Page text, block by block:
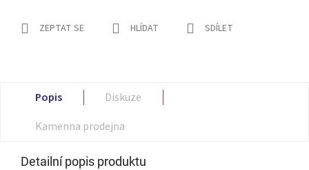
ZEPTAT SE HLÍDAT SDÍLET
Popis
Diskuze
Kamenna prodejna
Detailní popis produktu